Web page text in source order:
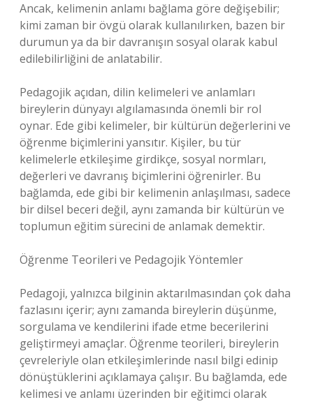
Ancak, kelimenin anlamı bağlama göre değişebilir;
kimi zaman bir övgü olarak kullanılırken, bazen bir
durumun ya da bir davranışın sosyal olarak kabul
edilebilirliğini de anlatabilir.
Pedagojik açıdan, dilin kelimeleri ve anlamları
bireylerin dünyayı algılamasında önemli bir rol
oynar. Ede gibi kelimeler, bir kültürün değerlerini ve
öğrenme biçimlerini yansıtır. Kişiler, bu tür
kelimelerle etkileşime girdikçe, sosyal normları,
değerleri ve davranış biçimlerini öğrenirler. Bu
bağlamda, ede gibi bir kelimenin anlaşılması, sadece
bir dilsel beceri değil, aynı zamanda bir kültürün ve
toplumun eğitim sürecini de anlamak demektir.
Öğrenme Teorileri ve Pedagojik Yöntemler
Pedagoji, yalnızca bilginin aktarılmasından çok daha
fazlasını içerir; aynı zamanda bireylerin düşünme,
sorgulama ve kendilerini ifade etme becerilerini
geliştirmeyi amaçlar. Öğrenme teorileri, bireylerin
çevreleriyle olan etkileşimlerinde nasıl bilgi edinip
dönüştüklerini açıklamaya çalışır. Bu bağlamda, ede
kelimesi ve anlamı üzerinden bir eğitimci olarak